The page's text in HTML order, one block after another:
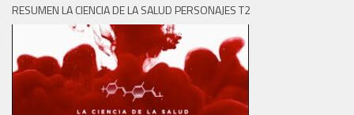
RESUMEN LA CIENCIA DE LA SALUD PERSONAJES T2